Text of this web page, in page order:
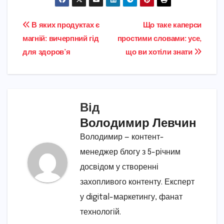
Навігація
записів
Що таке каперси
простими словами: усе,
що ви хотіли знати
В яких продуктах є
магній: вичерпний гід
для здоров’я
Від
Володимир Левчин
Володимир — контент-
менеджер блогу з 5-річним
досвідом у створенні
захопливого контенту. Експерт
у digital-маркетингу, фанат
технологій.